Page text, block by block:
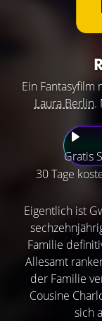
Ein Fantasyfilm
Laura Berlin.
Gratis
30 Tage
Eigentlich ist
Familie
Allesamt
der Familie
Cousine
sich